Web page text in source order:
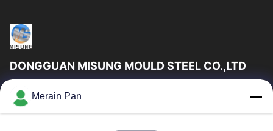
DONGGUAN MISUNG MOULD STEEL CO.,LTD
동완 딱포드 특별한 강철 Co., Ltd．는 전문적 특별한 강철 서비스
제공자들, 합리적인 가격이고 훌륭한 상품입니다.
빠른 링크
Merain Pan